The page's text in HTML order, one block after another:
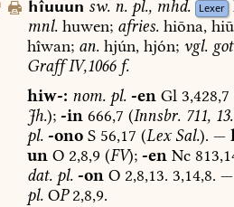
hîuuun sw. n. pl., mhd. Lexer
mnl.huwen; afries. hiōna,
hîwan; an.hjún,hjón; vgl.
GraffIV,1066f.
hiw-: nom.pl. -enGl3,428,7
Jh.); -in 666,7 (Innsbr.711,13.
pl. -onoS56,17 (LexSal.). —
unO2,8,9 (FV); -enNc
dat.pl. -onO2,8,13. 3,14,8. —
pl.OP2,8,9.